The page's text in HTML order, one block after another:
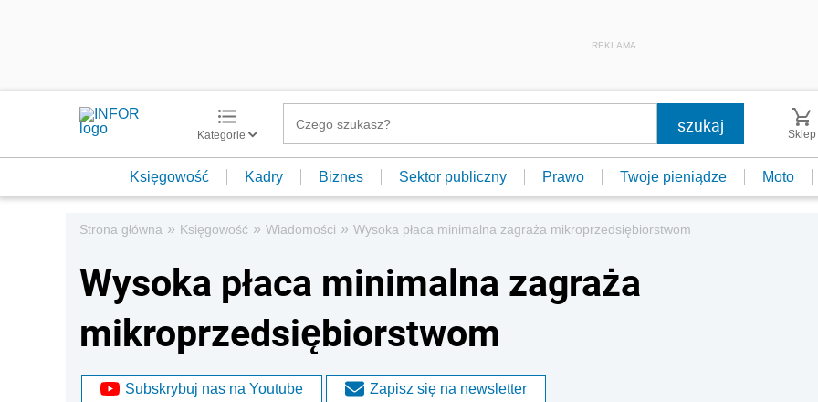
REKLAMA
Kategorie Sklep
Księgowość Kadry Biznes Sektor publiczny Prawo Twoje pieniądze Moto
Strona główna » Księgowość » Wiadomości » Wysoka płaca minimalna zagraża mikroprzedsiębiorstwom
Wysoka płaca minimalna zagraża
mikroprzedsiębiorstwom
Subskrybuj nas na Youtube Zapisz się na newsletter